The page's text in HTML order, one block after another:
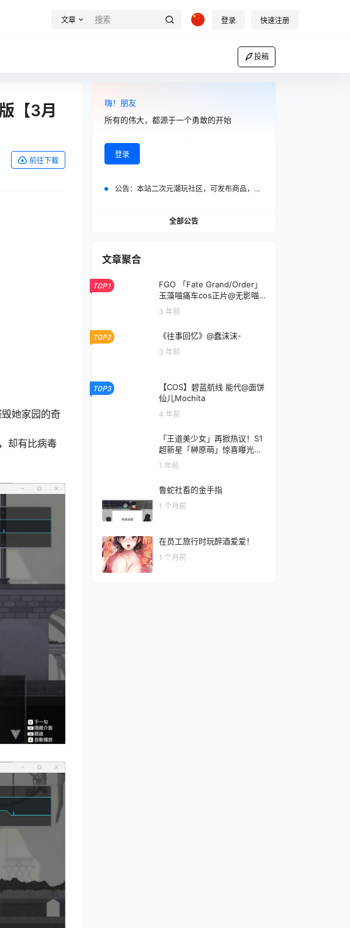
文章 登录 快速注册
投稿
【3月
前往下载
她家园的奇
却有比病毒
嗨！朋友
所有的伟大，都源于一个勇敢的开始
登录
公告： 本站二次元潮玩社区，可发布商品，可发布二次元相关
全部公告
文章聚合
TOP1
FGO 「Fate Grand/Order」
玉藻喵痛车cos正片@无影喵G
host
3 年前
TOP2 《往事回忆》@蠢沫沫-
3 年前
TOP3
【COS】碧蓝航线 能代@面饼
仙儿Mochita
4 年前
「王道美少女」再掀热议！S1
超新星「榊原萌」惊喜曝光
“超近距离” 自拍，抢眼外貌让
粉丝大赞：2024 最期待
1 年前
鲁蛇社畜的金手指
1 个月前
在员工旅行时玩醉酒爱爱！
1 个月前